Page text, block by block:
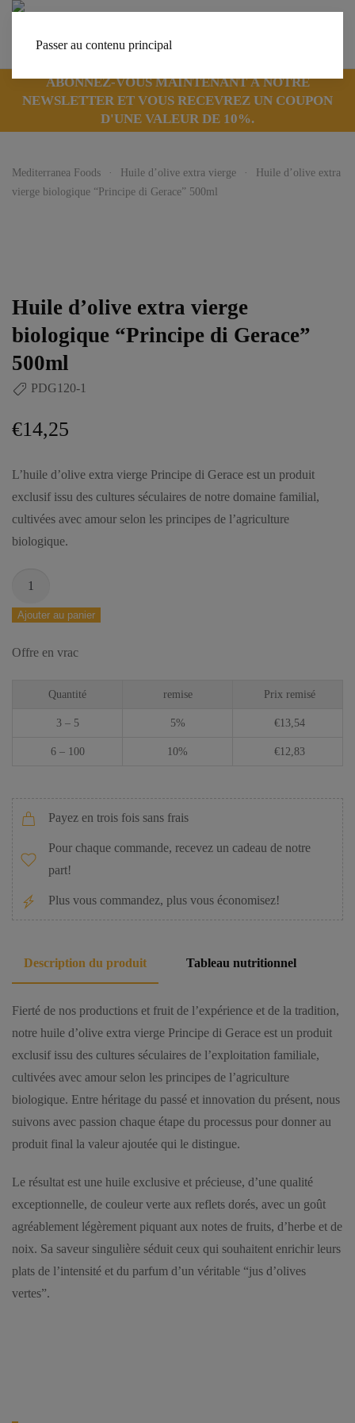
Passer au contenu principal
ABONNEZ-VOUS MAINTENANT À NOTRE
NEWSLETTER ET VOUS RECEVREZ UN COUPON
D'UNE VALEUR DE 10%.
Mediterranea Foods Huile d’olive extra vierge
Huile d’olive extra
vierge biologique “Principe di Gerace” 500ml
Huile d’olive extra vierge
biologique “Principe di Gerace”
500ml
PDG120-1
€14,25
L’huile d’olive extra vierge Principe di Gerace est un produit
exclusif issu des cultures séculaires de notre domaine familial,
cultivées avec amour selon les principes de l’agriculture
biologique.
Ajouter au panier
Offre en vrac
Quantité remise Prix remisé
3 – 5 5% €13,54
6 – 100 10% €12,83
Payez en trois fois sans frais
Pour chaque commande, recevez un cadeau de notre
part!
Plus vous commandez, plus vous économisez!
Description du produit Tableau nutritionnel
Fierté de nos productions et fruit de l’expérience et de la tradition,
notre huile d’olive extra vierge Principe di Gerace est un produit
exclusif issu des cultures séculaires de l’exploitation familiale,
cultivées avec amour selon les principes de l’agriculture
biologique. Entre héritage du passé et innovation du présent, nous
suivons avec passion chaque étape du processus pour donner au
produit final la valeur ajoutée qui le distingue.
Le résultat est une huile exclusive et précieuse, d’une qualité
exceptionnelle, de couleur verte aux reflets dorés, avec un goût
agréablement légèrement piquant aux notes de fruits, d’herbe et de
noix. Sa saveur singulière séduit ceux qui souhaitent enrichir leurs
plats de l’intensité et du parfum d’un véritable “jus d’olives
vertes”.